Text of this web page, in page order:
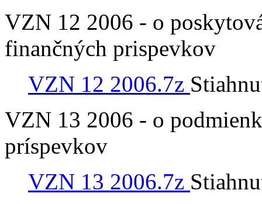
VZN 12 2006 - o
finančných prispevkov
VZN 12 2006.7z
VZN 13 2006 - o
príspevkov
VZN 13 2006.7z